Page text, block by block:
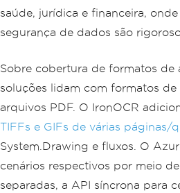
saúde, jurídica e financeira,
segurança de dados são
Sobre cobertura de formatos de
soluções lidam com formatos
arquivos PDF. O IronOCR
TIFFs e GIFs de várias páginas/
System.Drawing e fluxos. O
cenários respectivos por meio
separadas, a API síncrona para